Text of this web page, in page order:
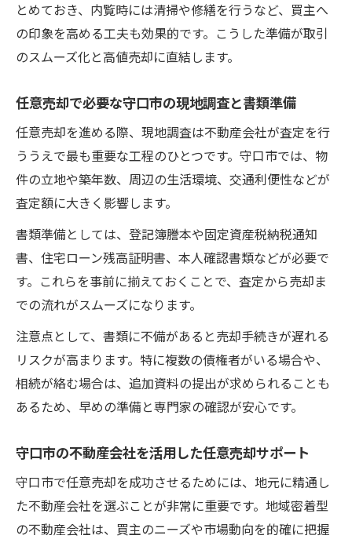
とめておき、内覧時には清掃や修繕を行うなど、買主へ
の印象を高める工夫も効果的です。こうした準備が取引
のスムーズ化と高値売却に直結します。
任意売却で必要な守口市の現地調査と書類準備
任意売却を進める際、現地調査は不動産会社が査定を行
ううえで最も重要な工程のひとつです。守口市では、物
件の立地や築年数、周辺の生活環境、交通利便性などが
査定額に大きく影響します。
書類準備としては、登記簿謄本や固定資産税納税通知
書、住宅ローン残高証明書、本人確認書類などが必要で
す。これらを事前に揃えておくことで、査定から売却ま
での流れがスムーズになります。
注意点として、書類に不備があると売却手続きが遅れる
リスクが高まります。特に複数の債権者がいる場合や、
相続が絡む場合は、追加資料の提出が求められることも
あるため、早めの準備と専門家の確認が安心です。
守口市の不動産会社を活用した任意売却サポート
守口市で任意売却を成功させるためには、地元に精通し
た不動産会社を選ぶことが非常に重要です。地域密着型
の不動産会社は、買主のニーズや市場動向を的確に把握